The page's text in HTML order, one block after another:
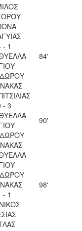
- 1
84'
- 3
90'
- 1
98'